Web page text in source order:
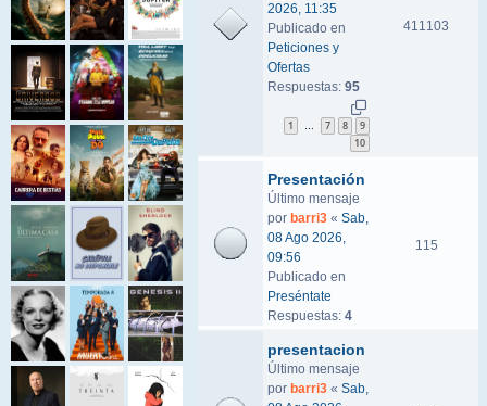
2026, 11:35
Publicado en
Peticiones y
Ofertas
Respuestas: 95
1 7 8
9
10
411103
Presentación
Último mensaje
por barri3 « Sab,
08 Ago 2026,
09:56
Publicado en
Preséntate
Respuestas: 4
115
presentacion
Último mensaje
por barri3 « Sab,